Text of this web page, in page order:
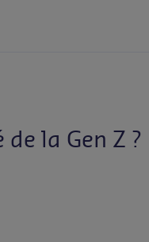
la Gen Z ?